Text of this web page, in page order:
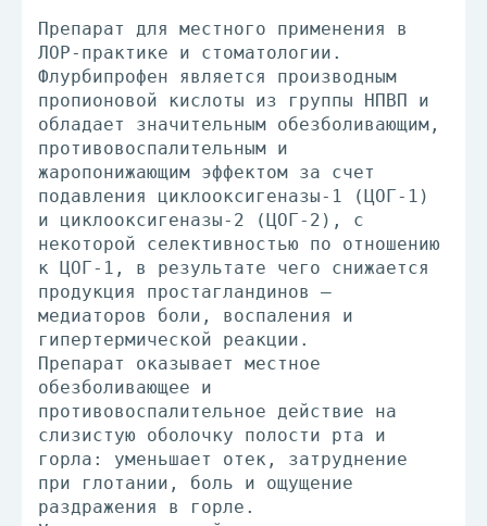
Препарат для местного применения в
ЛОР-практике и стоматологии.
Флурбипрофен является производным
пропионовой кислоты из группы НПВП и
обладает значительным обезболивающим,
противовоспалительным и
жаропонижающим эффектом за счет
подавления циклооксигеназы-1 (ЦОГ-1)
и циклооксигеназы-2 (ЦОГ-2), с
некоторой селективностью по отношению
к ЦОГ-1, в результате чего снижается
продукция простагландинов –
медиаторов боли, воспаления и
гипертермической реакции.
Препарат оказывает местное
обезболивающее и
противовоспалительное действие на
слизистую оболочку полости рта и
горла: уменьшает отек, затруднение
при глотании, боль и ощущение
раздражения в горле.